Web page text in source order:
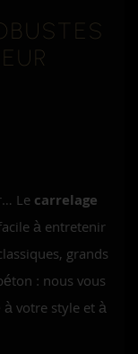
Lecarrelage
à entretenir
grands
: nous vous
votre style et à